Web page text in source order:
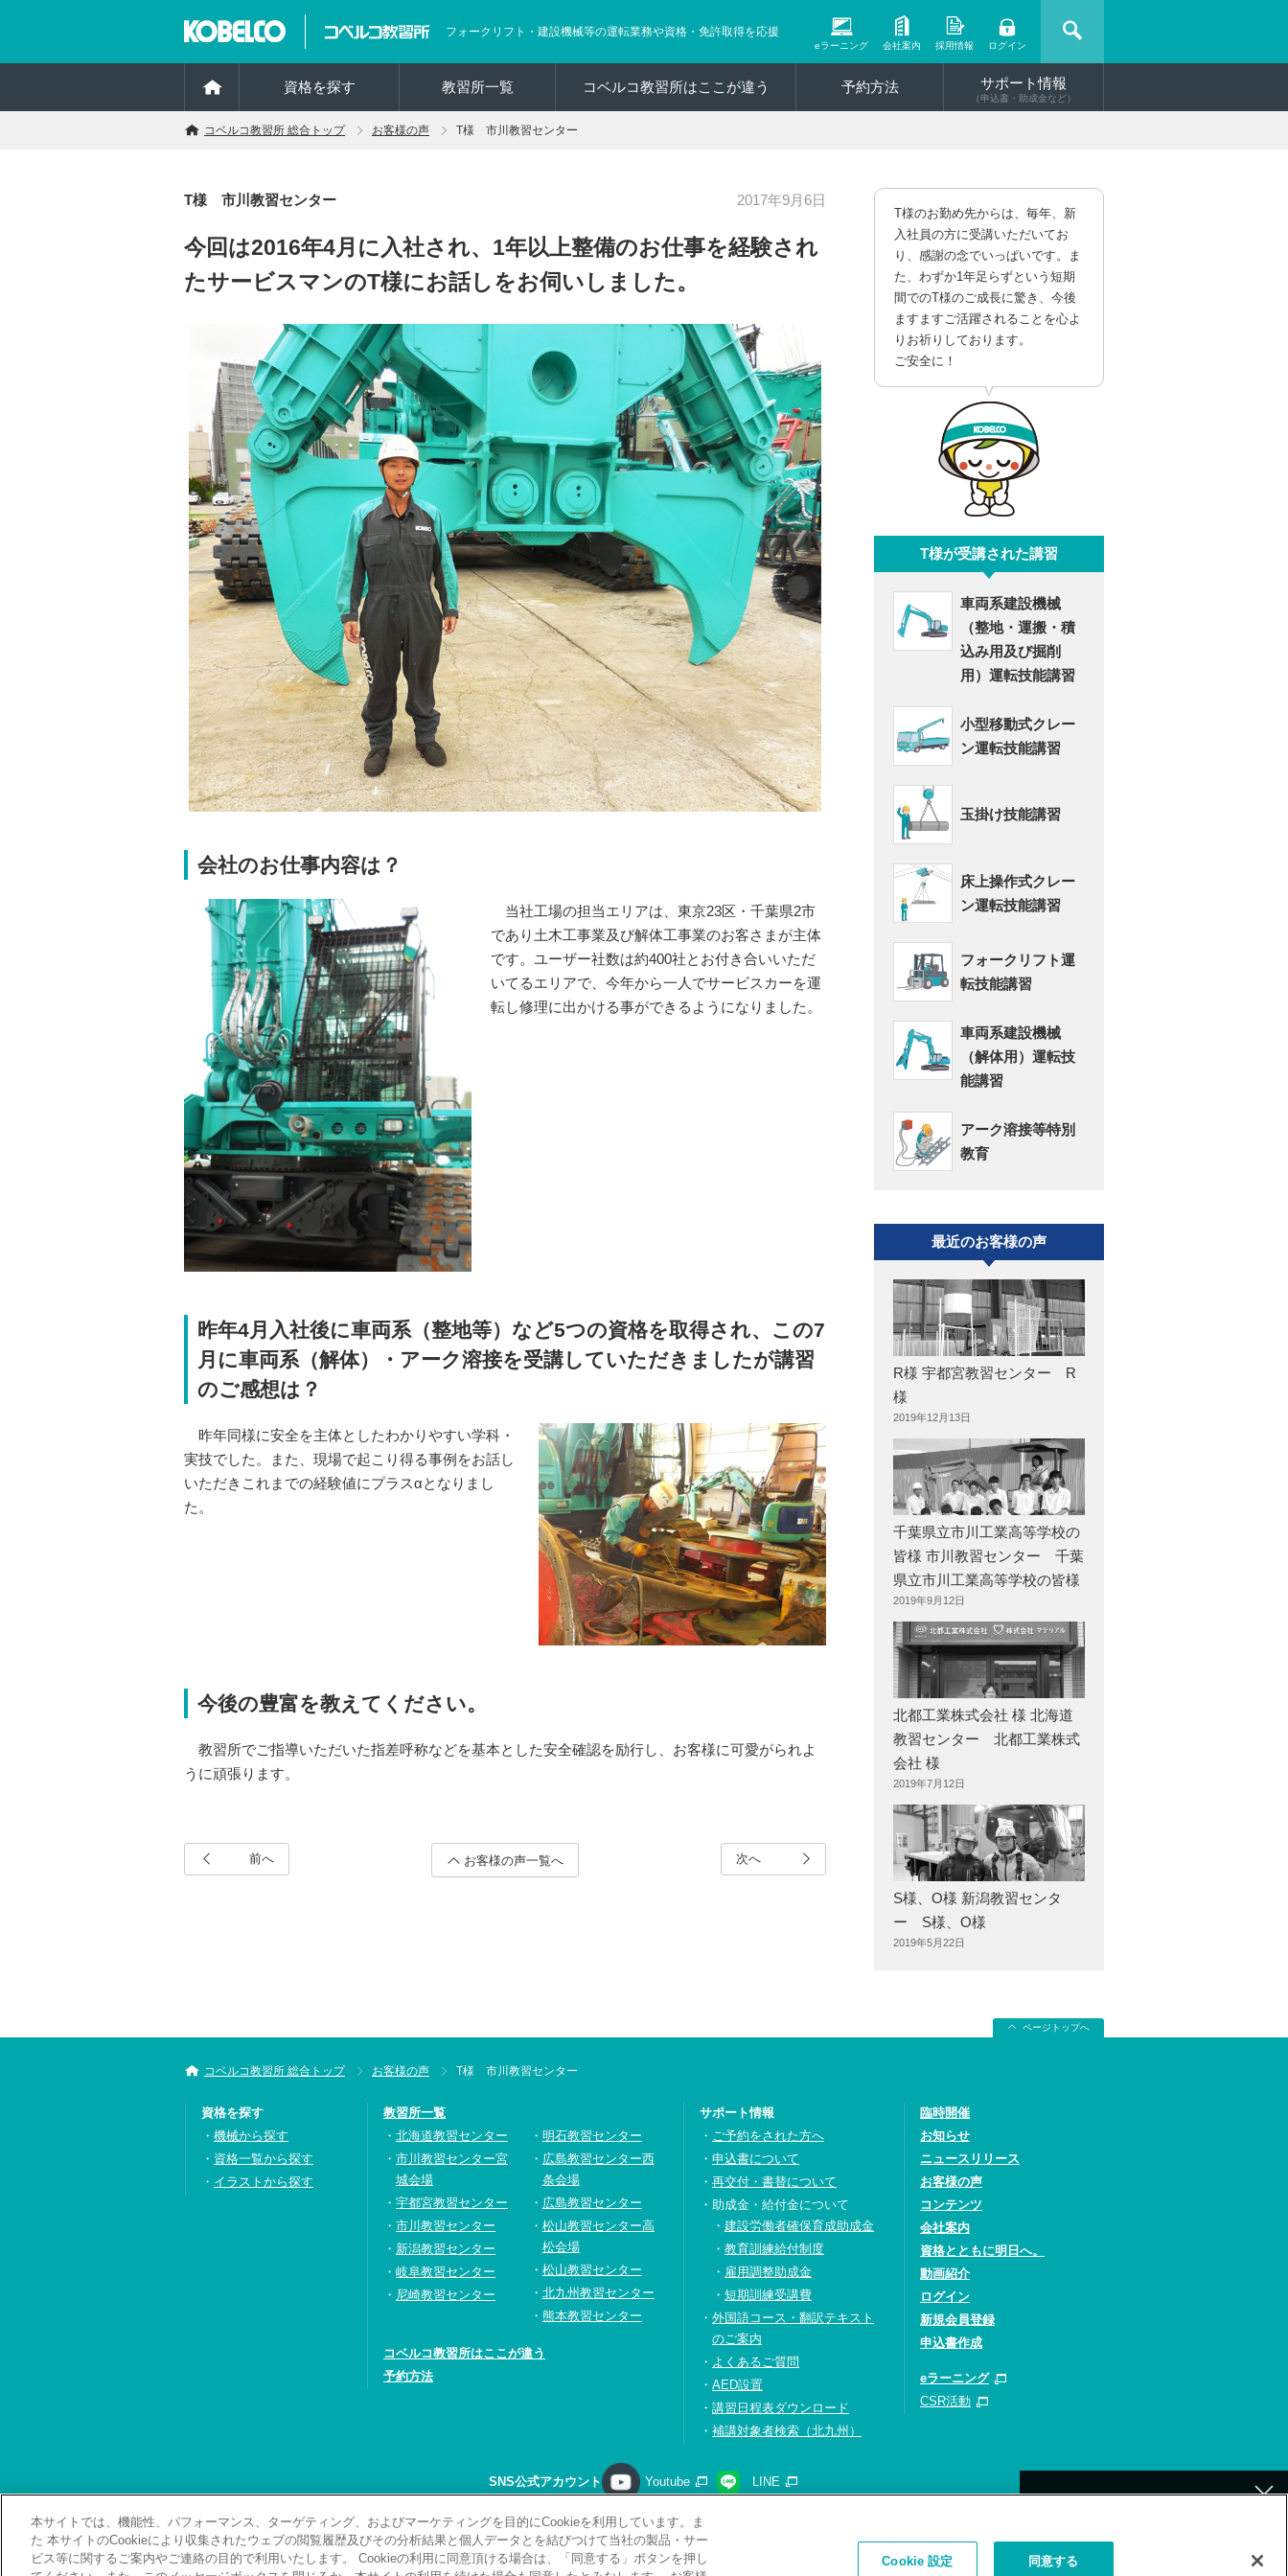
フォークリフト・建設機械等の運転業務や資格・免許取得を応援
eラーニング 会社案内 採用情報 ログイン
資格を探す 教習所一覧 コベルコ教習所はここが違う 予約方法 サポート情報
（申込書・助成金など）
コベルコ教習所 総合トップ お客様の声 T様 市川教習センター
T様 市川教習センター 2017年9月6日
今回は2016年4月に入社され、1年以上整備のお仕事を経験され
たサービスマンのT様にお話しをお伺いしました。
会社のお仕事内容は？
当社工場の担当エリアは、東京23区・千葉県2市
であり土木工事業及び解体工事業のお客さまが主体
です。ユーザー社数は約400社とお付き合いいただ
いてるエリアで、今年から一人でサービスカーを運
転し修理に出かける事ができるようになりました。
昨年4月入社後に車両系（整地等）など5つの資格を取得され、この7
月に車両系（解体）・アーク溶接を受講していただきましたが講習
のご感想は？
昨年同様に安全を主体としたわかりやすい学科・
実技でした。また、現場で起こり得る事例をお話し
いただきこれまでの経験値にプラスαとなりまし
た。
今後の豊富を教えてください。
教習所でご指導いただいた指差呼称などを基本とした安全確認を励行し、お客様に可愛がられよ
うに頑張ります。
前へ お客様の声一覧へ 次へ
T様のお勤め先からは、毎年、新
入社員の方に受講いただいてお
り、感謝の念でいっぱいです。ま
た、わずか1年足らずという短期
間でのT様のご成長に驚き、今後
ますますご活躍されることを心よ
りお祈りしております。
ご安全に！
T様が受講された講習
車両系建設機械
（整地・運搬・積
込み用及び掘削
用）運転技能講習
小型移動式クレー
ン運転技能講習
玉掛け技能講習
床上操作式クレー
ン運転技能講習
フォークリフト運
転技能講習
車両系建設機械
（解体用）運転技
能講習
アーク溶接等特別
教育
最近のお客様の声
R様 宇都宮教習センター R
様
2019年12月13日
千葉県立市川工業高等学校の
皆様 市川教習センター 千葉
県立市川工業高等学校の皆様
2019年9月12日
北都工業株式会社 様 北海道
教習センター 北都工業株式
会社 様
2019年7月12日
S様、O様 新潟教習センタ
ー S様、O様
2019年5月22日
ページトップへ
コベルコ教習所 総合トップ お客様の声 T様 市川教習センター
資格を探す
機械から探す
資格一覧から探す
イラストから探す
教習所一覧
北海道教習センター
市川教習センター宮
城会場
宇都宮教習センター
市川教習センター
新潟教習センター
岐阜教習センター
尼崎教習センター
明石教習センター
広島教習センター西
条会場
広島教習センター
松山教習センター高
松会場
松山教習センター
北九州教習センター
熊本教習センター
コベルコ教習所はここが違う
予約方法
サポート情報
ご予約をされた方へ
申込書について
再交付・書替について
助成金・給付金について
建設労働者確保育成助成金
教育訓練給付制度
雇用調整助成金
短期訓練受講費
外国語コース・翻訳テキスト
のご案内
よくあるご質問
AED設置
講習日程表ダウンロード
補講対象者検索（北九州）
臨時開催
お知らせ
ニュースリリース
お客様の声
コンテンツ
会社案内
資格とともに明日へ。
動画紹介
ログイン
新規会員登録
申込書作成
eラーニング
CSR活動
SNS公式アカウント Youtube LINE
お問い合わせ・資料請求 プライバシーポリシー ソーシャルメディアポリシー
サイトマップ
関連リンク
補講が必要なお客様へ
本サイトでは、機能性、パフォーマンス、ターゲティング、およびマーケティングを目的にCookieを利用しています。ま
た 本サイトのCookieにより収集されたウェブの閲覧履歴及びその分析結果と個人データとを結びつけて当社の製品・サー
ビス等に関するご案内やご連絡の目的で利用いたします。 Cookieの利用に同意頂ける場合は、「同意する」ボタンを押し
Cookie 設定 同意する